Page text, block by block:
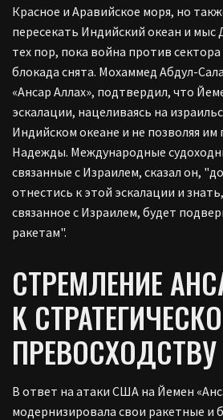
Красное и Аравийское моря, но
пересекать Индийский океан и
тех пор, пока война против
блокада снята. Мохаммед Абдул-
«Ансар Аллах», подтвердил, что
эскалации, нацеливаясь на
Индийском океане и не позволяя
Надежды. Международные
связанные с Израилем, сказал он,
отнестись к этой эскалации и
связанное с Израилем, будет
ракетам".
СТРЕМЛЕНИЕ
К
ПРЕВОСХОДСТВУ
В ответ на атаки США на Йемен
модернизировала свои ракетные и